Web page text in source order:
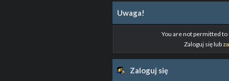
Uwaga!
You are not permitted to
Zaloguj się lub
Zaloguj się